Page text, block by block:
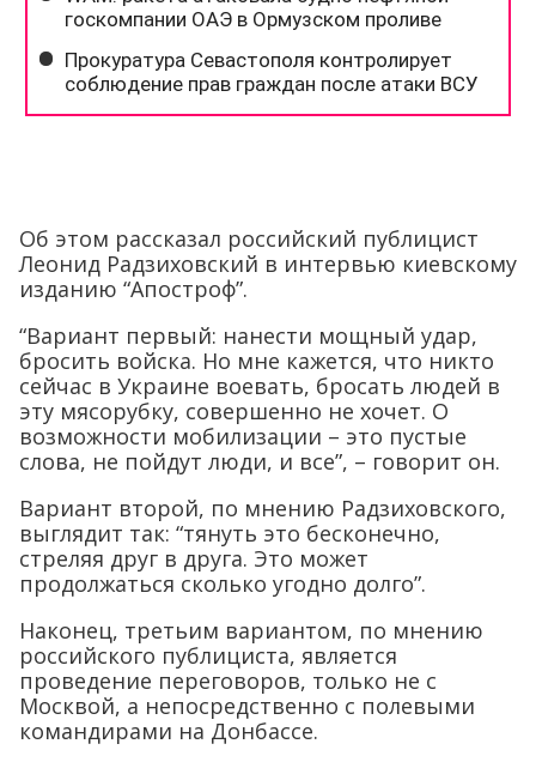
Об этом рассказал российский публицист
Леонид Радзиховский в интервью киевскому
изданию “Апостроф”.
“Вариант первый: нанести мощный удар,
бросить войска. Но мне кажется, что никто
сейчас в Украине воевать, бросать людей в
эту мясорубку, совершенно не хочет. О
возможности мобилизации – это пустые
слова, не пойдут люди, и все”, – говорит он.
Вариант второй, по мнению Радзиховского,
выглядит так: “тянуть это бесконечно,
стреляя друг в друга. Это может
продолжаться сколько угодно долго”.
Наконец, третьим вариантом, по мнению
российского публициста, является
проведение переговоров, только не с
Москвой, а непосредственно с полевыми
командирами на Донбассе.